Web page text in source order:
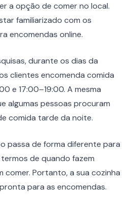
a opção de comer no local.
familiarizado com os
encomendas online.
durante os dias da
clientes encomenda comida
e 17:00–19:00. A mesma
algumas pessoas procuram
comida tarde da noite.
passa de forma diferente para
de quando fazem
comer. Portanto, a sua cozinha
para as encomendas.